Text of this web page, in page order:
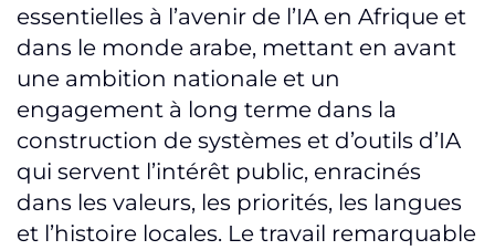
essentielles à l’avenir de l’IA en Afrique et
dans le monde arabe, mettant en avant
une ambition nationale et un
engagement à long terme dans la
construction de systèmes et d’outils d’IA
qui servent l’intérêt public, enracinés
dans les valeurs, les priorités, les langues
et l’histoire locales. Le travail remarquable